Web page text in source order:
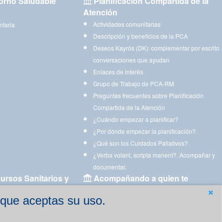
aceptas su uso.
Atención
Actividades comunitarias
Descripción y beneficios de la PCA
Deseos Kayrós (DK): complementar por escrito
conversaciones que ayudan
Enlaces de interés
Grupo de Trabajo de PCA-RM
Preguntas frecuentes sobre Planificación
Compartida de la Atención
¿Cuándo empezar a planificar?
¿Por dónde empezar la planificación?
¿Qué son los Cuidados Paliativos?
¿Verba volant, scripta manent?. Acompañar y
documentar.
Sanitarios y
Acompañando a quien te
Aplicaciones para descargar